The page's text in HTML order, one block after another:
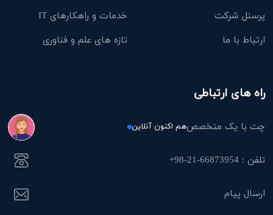
پرسنل شرکت
خدمات و راهکارهای IT
ارتباط با ما
تازه های علم و فناوری
راه های ارتباطی
چت با یک متخصصهم اکنون آنلاین
تلفن : 66873954-21-98+
ارسال پیام